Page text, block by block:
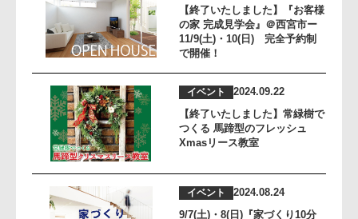
【終了いたしました】『お客様
の家 完成見学会』＠西宮市ー
11/9(土)・10(日) 完全予約制
で開催！
イベント
2024.09.22
【終了いたしました】常緑樹で
つくる 馬蹄型のフレッシュ
Xmasリース教室
イベント
2024.08.24
9/7(土)・8(日)『家づくり10分